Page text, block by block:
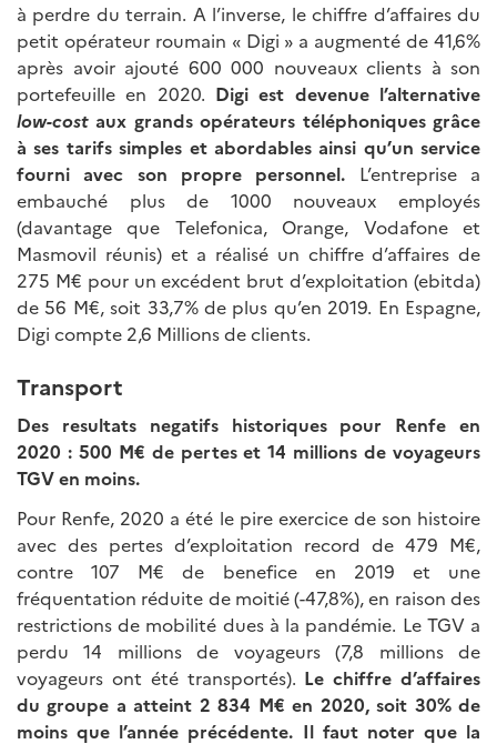
à perdre du terrain. A l’inverse, le chiffre d’affaires du
petit opérateur roumain « Digi » a augmenté de 41,6%
après avoir ajouté 600 000 nouveaux clients à son
portefeuille en 2020. Digi est devenue l’alternative
low-cost aux grands opérateurs téléphoniques grâce
à ses tarifs simples et abordables ainsi qu’un service
fourni avec son propre personnel. L’entreprise a
embauché plus de 1000 nouveaux employés
(davantage que Telefonica, Orange, Vodafone et
Masmovil réunis) et a réalisé un chiffre d’affaires de
275 M€ pour un excédent brut d’exploitation (ebitda)
de 56 M€, soit 33,7% de plus qu’en 2019. En Espagne,
Digi compte 2,6 Millions de clients.
Transport
Des resultats negatifs historiques pour Renfe en
2020 : 500 M€ de pertes et 14 millions de voyageurs
TGV en moins.
Pour Renfe, 2020 a été le pire exercice de son histoire
avec des pertes d’exploitation record de 479 M€,
contre 107 M€ de benefice en 2019 et une
fréquentation réduite de moitié (-47,8%), en raison des
restrictions de mobilité dues à la pandémie. Le TGV a
perdu 14 millions de voyageurs (7,8 millions de
voyageurs ont été transportés). Le chiffre d’affaires
du groupe a atteint 2 834 M€ en 2020, soit 30% de
moins que l’année précédente. Il faut noter que la